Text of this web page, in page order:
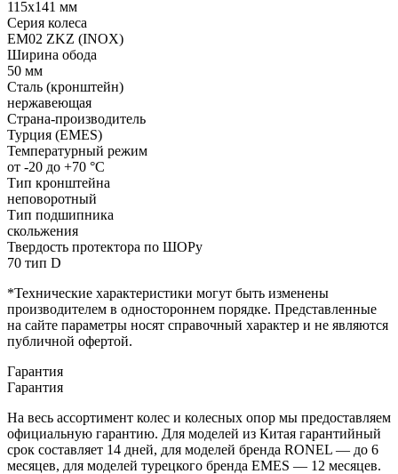
115x141 мм
Серия колеса
EM02 ZKZ (INOX)
Ширина обода
50 мм
Сталь (кронштейн)
нержавеющая
Страна-производитель
Турция (EMES)
Температурный режим
от -20 до +70 °С
Тип кронштейна
неповоротный
Тип подшипника
скольжения
Твердость протектора по ШОРу
70 тип D
*Технические характеристики могут быть изменены
производителем в одностороннем порядке. Представленные
на сайте параметры носят справочный характер и не являются
публичной офертой.
Гарантия
Гарантия
На весь ассортимент колес и колесных опор мы предоставляем
официальную гарантию. Для моделей из Китая гарантийный
срок составляет 14 дней, для моделей бренда RONEL — до 6
месяцев, для моделей турецкого бренда EMES — 12 месяцев.